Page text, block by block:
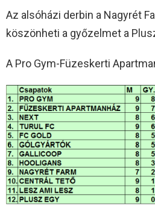
Az alsóházi derbin a Nagyrét
köszönheti a győzelmet a
A Pro Gym-Füzeskerti